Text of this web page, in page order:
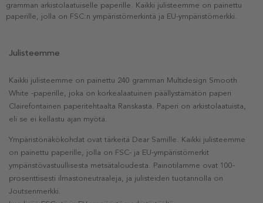
gramman arkistolaatuiselle paperille. Kaikki julisteemme on painettu
paperille, jolla on FSC:n ympäristömerkintä ja EU-ympäristömerkki.
Julisteemme
Kaikki julisteemme on painettu 240 gramman Multidesign Smooth
White -paperille, joka on korkealaatuinen päällystämätön paperi
Clairefontainen paperitehtaalta Ranskasta. Paperi on arkistolaatuista,
eli se ei kellastu ajan myötä.
Ympäristönäkökohdat ovat tärkeitä Dear Samille. Kaikki julisteemme
on painettu paperille, jolla on FSC- ja EU-ympäristömerkit
ympäristövastuullisesta metsätaloudesta. Painotilamme ovat 100-
prosenttisesti ilmastoneutraaleja, ja julisteiden tuotannolla on
Joutsenmerkki.